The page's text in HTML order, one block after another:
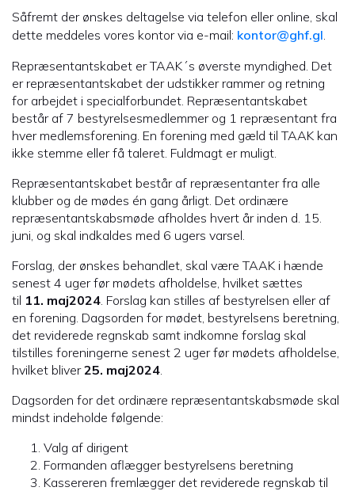
Såfremt der ønskes deltagelse via telefon eller online, skal
dette meddeles vores kontor via e-mail: kontor@ghf.gl.
Repræsentantskabet er TAAK´s øverste myndighed. Det
er repræsentantskabet der udstikker rammer og retning
for arbejdet i specialforbundet. Repræsentantskabet
består af 7 bestyrelsesmedlemmer og 1 repræsentant fra
hver medlemsforening. En forening med gæld til TAAK kan
ikke stemme eller få taleret. Fuldmagt er muligt.
Repræsentantskabet består af repræsentanter fra alle
klubber og de mødes én gang årligt. Det ordinære
repræsentantskabsmøde afholdes hvert år inden d. 15.
juni, og skal indkaldes med 6 ugers varsel.
Forslag, der ønskes behandlet, skal være TAAK i hænde
senest 4 uger før mødets afholdelse, hvilket sættes
til 11. maj2024. Forslag kan stilles af bestyrelsen eller af
en forening. Dagsorden for mødet, bestyrelsens beretning,
det reviderede regnskab samt indkomne forslag skal
tilstilles foreningerne senest 2 uger før mødets afholdelse,
hvilket bliver25. maj2024.
Dagsorden for det ordinære repræsentantskabsmøde skal
mindst indeholde følgende:
Valg af dirigent
Formanden aflægger bestyrelsens beretning
Kassereren fremlægger det reviderede regnskab til